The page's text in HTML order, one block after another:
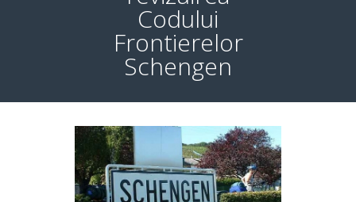
Codului
Frontierelor
Schengen